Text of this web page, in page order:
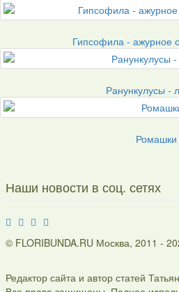
Гипсофила - ажурное
Ранункулусы -
Ромашки
Наши новости в соц. сетях
© FLORIBUNDA.RU Москва, 2011 -
Редактор сайта и автор статей